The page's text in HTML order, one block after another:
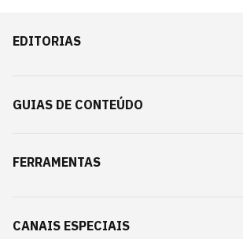
EDITORIAS
GUIAS DE CONTEÚDO
FERRAMENTAS
CANAIS ESPECIAIS